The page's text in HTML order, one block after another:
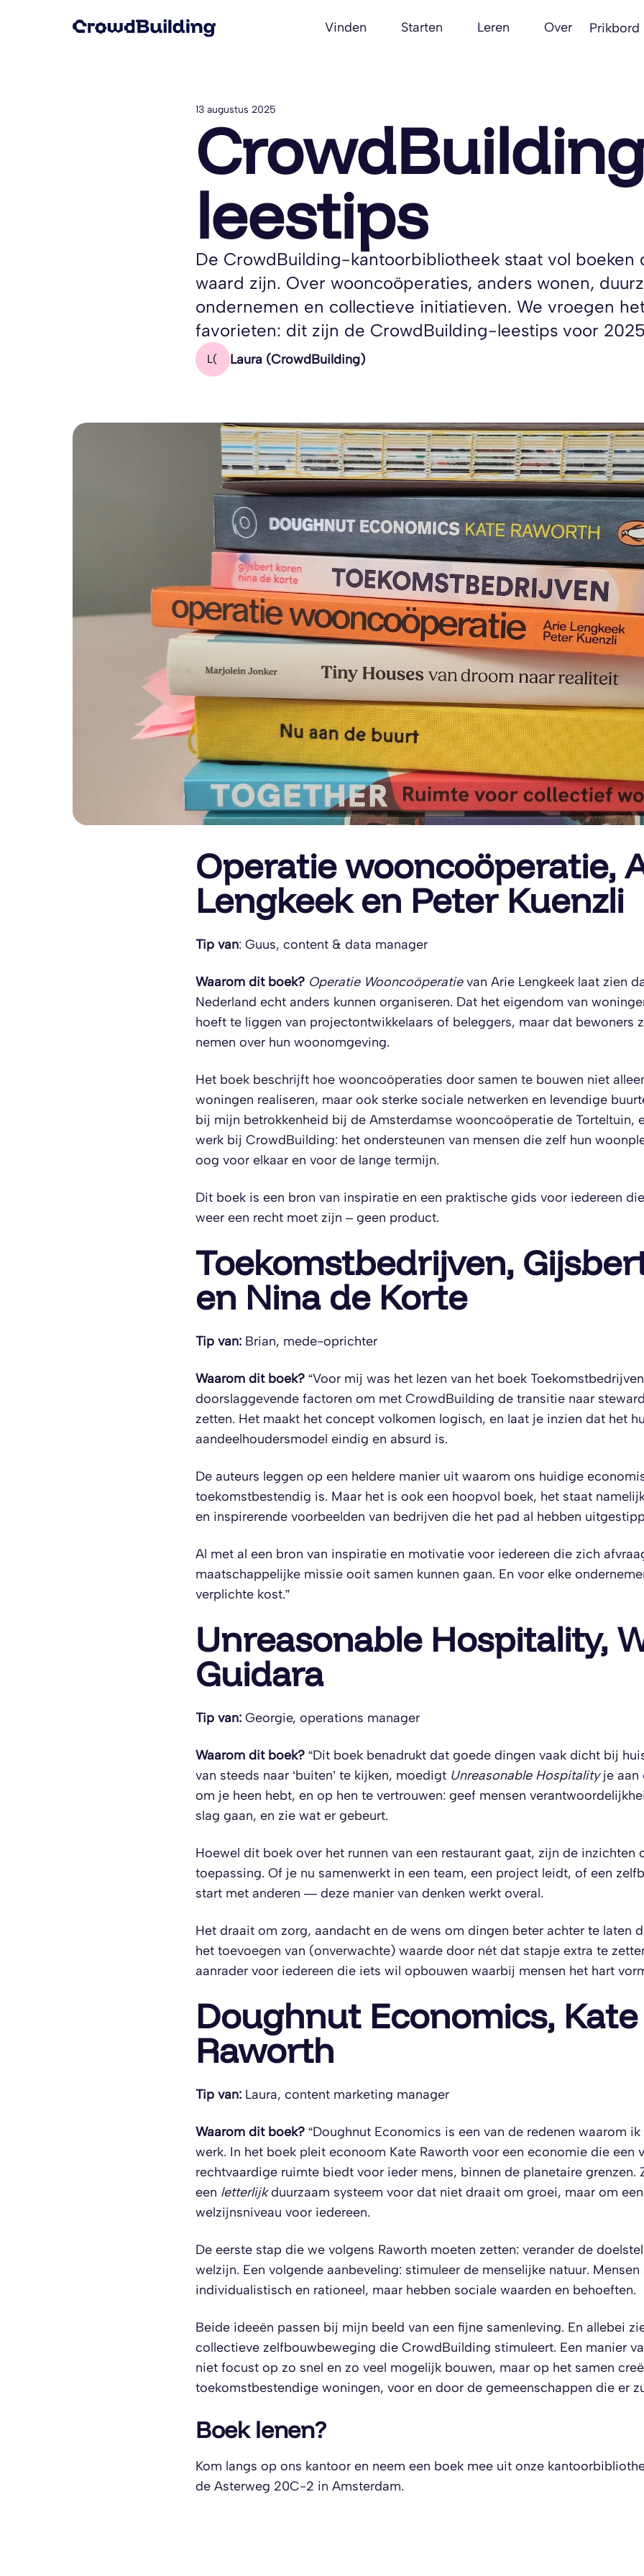
Vinden Starten Leren Over Prikbord
13 augustus 2025
leestips
De CrowdBuilding-kantoorbibliotheek staat vol boeken
waard zijn. Over wooncoöperaties, anders wonen,
ondernemen en collectieve initiatieven. We vroegen
favorieten: dit zijn de CrowdBuilding-leestips voor
L( Laura (CrowdBuilding)
Operatie wooncoöperatie,
Lengkeek en Peter Kuenzli
Tip van: Guus, content & data manager
Waarom dit boek? Operatie Wooncoöperatievan Arie Lengkeek laat zien
Nederland echt anders kunnen organiseren. Dat het eigendom van
hoeft te liggen van projectontwikkelaars of beleggers, maar dat bewoners
nemen over hun woonomgeving.
Het boek beschrijft hoe wooncoöperaties door samen te bouwen niet
woningen realiseren, maar ook sterke sociale netwerken en levendige
bij mijn betrokkenheid bij de Amsterdamse wooncoöperatie de Torteltuin,
werk bij CrowdBuilding: het ondersteunen van mensen die zelf hun
oog voor elkaar en voor de lange termijn.
Dit boek is een bron van inspiratie en een praktische gids voor iedereen
weer een recht moet zijn – geen product.
Toekomstbedrijven,
en Nina de Korte
Tip van: Brian, mede-oprichter
Waarom dit boek? “Voor mij was het lezen van het boek
doorslaggevende factoren om met CrowdBuilding de transitie naar
zetten. Het maakt het concept volkomen logisch, en laat je inzien dat het
aandeelhoudersmodel eindig en absurd is.
De auteurs leggen op een heldere manier uit waarom ons huidige
toekomstbestendig is. Maar het is ook een hoopvol boek, het staat
en inspirerende voorbeelden van bedrijven die het pad al hebben
Al met al een bron van inspiratie en motivatie voor iedereen die zich
maatschappelijke missie ooit samen kunnen gaan. En voor elke
verplichte kost.”
Unreasonable Hospitality,
Guidara
Tip van:Georgie, operations manager
Waarom dit boek? “Dit boek benadrukt dat goede dingen vaak dicht bij
van steeds naar ‘buiten’ te kijken, moedigt Unreasonable Hospitalityje aan
om je heen hebt, en op hen te vertrouwen: geef mensen
slag gaan, en zie wat er gebeurt.
Hoewel dit boek over het runnen van een restaurant gaat, zijn de inzichten
toepassing. Of je nu samenwerkt in een team, een project leidt, of een
start met anderen — deze manier van denken werkt overal.
Het draait om zorg, aandacht en de wens om dingen beter achter te laten
het toevoegen van (onverwachte) waarde door nét dat stapje extra te
aanrader voor iedereen die iets wil opbouwen waarbij mensen het hart
Doughnut Economics, Kate
Raworth
Tip van:Laura, content marketing manager
Waarom dit boek? “Doughnut Economics is een van de redenen waarom
werk. In het boek pleit econoom Kate Raworth voor een economie die een
rechtvaardige ruimte biedt voor ieder mens, binnen de planetaire grenzen.
een letterlijkduurzaam systeem voor dat niet draait om groei, maar om
welzijnsniveau voor iedereen.
De eerste stap die we volgens Raworth moeten zetten: verander de
welzijn. Een volgende aanbeveling: stimuleer de menselijke natuur.
individualistisch en rationeel, maar hebben sociale waarden en behoeften.
Beide ideeën passen bij mijn beeld van een fijne samenleving. En allebei
collectieve zelfbouwbeweging die CrowdBuilding stimuleert. Een manier
niet focust op zo snel en zo veel mogelijk bouwen, maar op het samen
toekomstbestendige woningen, voor en door de gemeenschappen die er
Boek lenen?
Kom langs op ons kantoor en neem een boek mee uit onze
de Asterweg 20C-2 in Amsterdam.